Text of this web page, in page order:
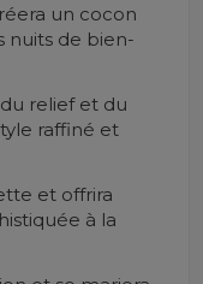
un cocon
nuits de bien-
relief et du
raffiné et
et offrira
à la